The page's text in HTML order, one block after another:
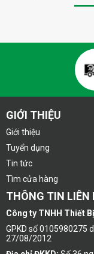
GIỚI THIỆU
Giới thiệu
Tuyển dụng
Tin tức
Tìm cửa hàng
THÔNG TIN LIÊN
Công ty TNHH Thiết
GPKD số 0105980275
27/08/2012